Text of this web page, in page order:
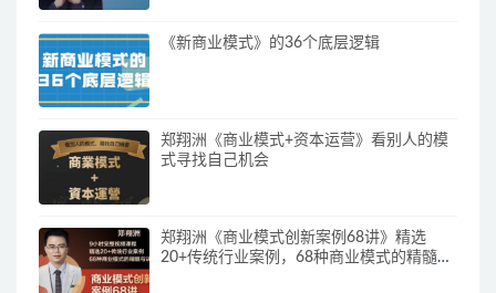
《新商业模式》的36个底层逻辑
郑翔洲《商业模式+资本运营》看别人的模
式寻找自己机会
郑翔洲《商业模式创新案例68讲》精选
20+传统行业案例，68种商业模式的精髓与